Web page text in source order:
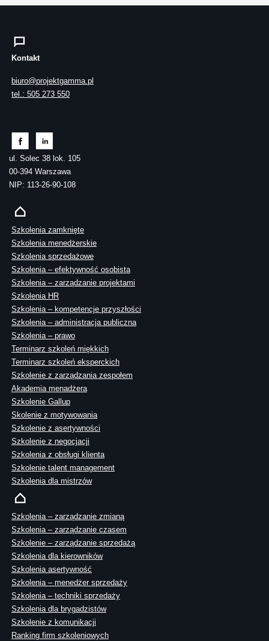
Kontakt
biuro@projektgamma.pl
tel.: 505 273 550
ul. Solec 38 lok. 105
00-394 Warszawa
NIP: 113-26-90-108
Szkolenia zamknięte
Szkolenia menedżerskie
Szkolenia sprzedażowe
Szkolenia – efektywność osobista
Szkolenia – zarządzanie projektami
Szkolenia HR
Szkolenia – kompetencje przyszłości
Szkolenia – administracja publiczna
Szkolenia – prawo
Terminarz szkoleń miękkich
Terminarz szkoleń eksperckich
Szkolenie z zarządzania zespołem
Akademia menadżera
Szkolenie Gallup
Skolenie z motywowania
Szkolenie z asertywności
Szkolenie z negocjacji
Szkolenia z obsługi klienta
Szkolenie talent management
Szkolenia dla mistrzów
Szkolenia – zarządzanie zmianą
Szkolenia – zarządzanie czasem
Szkolenie – zarządzanie sprzedażą
Szkolenia dla kierowników
Szkolenia asertywność
Szkolenia – menedżer sprzedaży
Szkolenia – techniki sprzedaży
Szkolenia dla brygadzistów
Szkolenie z komunikacji
Ranking firm szkoleniowych